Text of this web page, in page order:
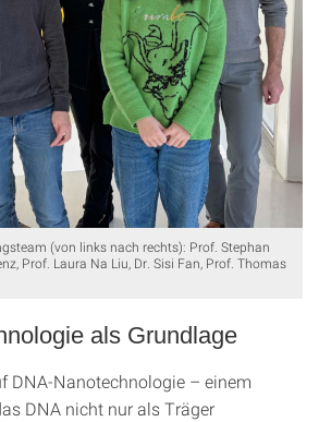
(von links nach rechts): Prof. Stephan
Prof. Laura Na Liu, Dr. Sisi Fan, Prof. Thomas
als Grundlage
DNA-Nanotechnologie – einem
DNA nicht nur als Träger